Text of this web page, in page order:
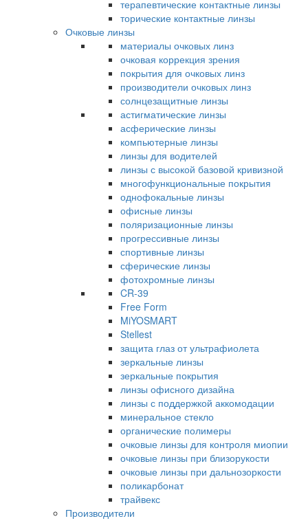
терапевтические контактные линзы
торические контактные линзы
Очковые линзы
материалы очковых линз
очковая коррекция зрения
покрытия для очковых линз
производители очковых линз
солнцезащитные линзы
астигматические линзы
асферические линзы
компьютерные линзы
линзы для водителей
линзы с высокой базовой кривизной
многофункциональные покрытия
однофокальные линзы
офисные линзы
поляризационные линзы
прогрессивные линзы
спортивные линзы
сферические линзы
фотохромные линзы
CR-39
Free Form
MiYOSMART
Stellest
защита глаз от ультрафиолета
зеркальные линзы
зеркальные покрытия
линзы офисного дизайна
линзы с поддержкой аккомодации
минеральное стекло
органические полимеры
очковые линзы для контроля миопии
очковые линзы при близорукости
очковые линзы при дальнозоркости
поликарбонат
трайвекс
Производители